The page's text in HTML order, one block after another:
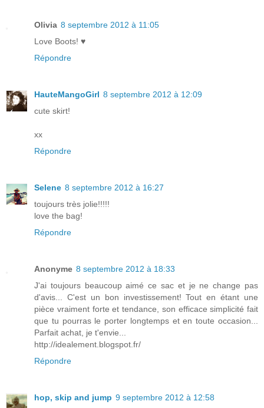
Olivia 8 septembre 2012 à 11:05
Love Boots! ♥
Répondre
HauteMangoGirl 8 septembre 2012 à 12:09
cute skirt!
xx
Répondre
Selene 8 septembre 2012 à 16:27
toujours très jolie!!!!!
love the bag!
Répondre
Anonyme 8 septembre 2012 à 18:33
J'ai toujours beaucoup aimé ce sac et je ne change pas
d'avis... C'est un bon investissement! Tout en étant une
pièce vraiment forte et tendance, son efficace simplicité fait
que tu pourras le porter longtemps et en toute occasion...
Parfait achat, je t'envie...
http://idealement.blogspot.fr/
Répondre
hop, skip and jump 9 septembre 2012 à 12:58